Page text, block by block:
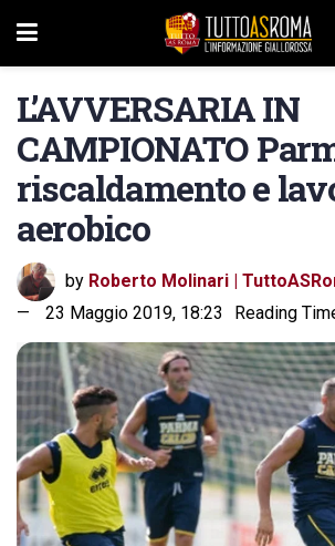
L’AVVERSARIA IN
CAMPIONATO
riscaldamento e
aerobico
by Roberto Molinari |
23 Maggio 2019, 18:23
Reading